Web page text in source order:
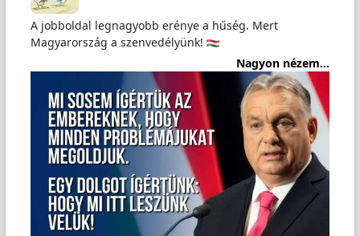
A jobboldal legnagyobb erénye a hűség. Mert
Magyarország a szenvedélyünk!
Nagyon nézem...